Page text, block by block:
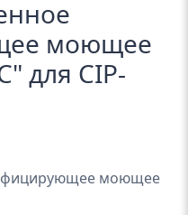
моющее
для CIP-
моющее